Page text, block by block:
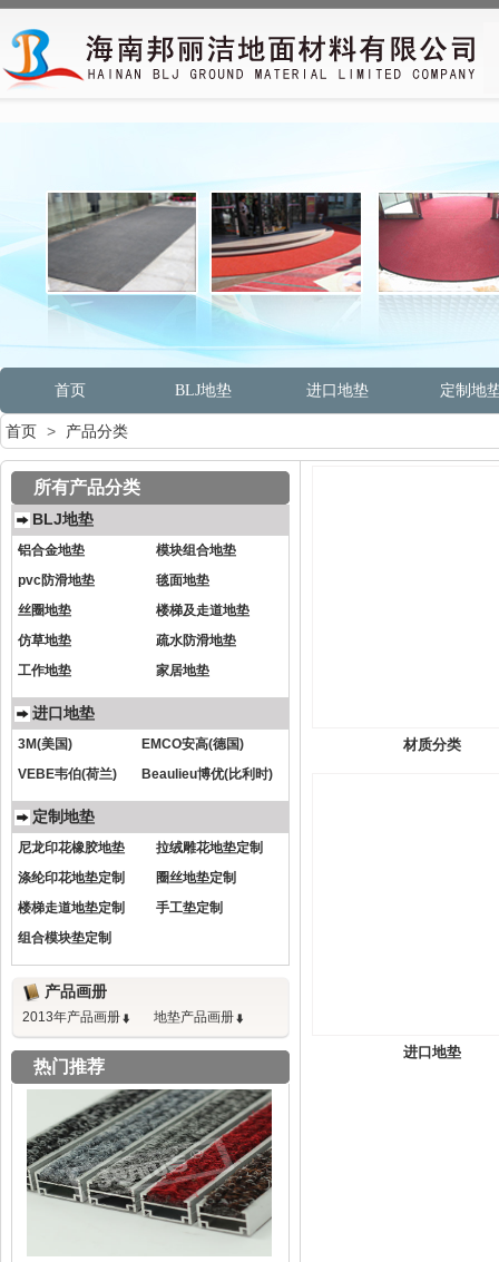
首页 BLJ地垫 进口地垫 定制地
首页 > 产品分类
所有产品分类
BLJ地垫
铝合金地垫
模块组合地垫
pvc防滑地垫
毯面地垫
丝圈地垫
楼梯及走道地垫
仿草地垫
疏水防滑地垫
工作地垫
家居地垫
进口地垫
3M(美国)
EMCO安高(德国)
VEBE韦伯(荷兰)
Beaulieu博优(比利时)
定制地垫
尼龙印花橡胶地垫
拉绒雕花地垫定制
涤纶印花地垫定制
圈丝地垫定制
楼梯走道地垫定制
手工垫定制
组合模块垫定制
产品画册
2013年产品画册 地垫产品画册
热门推荐
材质分类
进口地垫